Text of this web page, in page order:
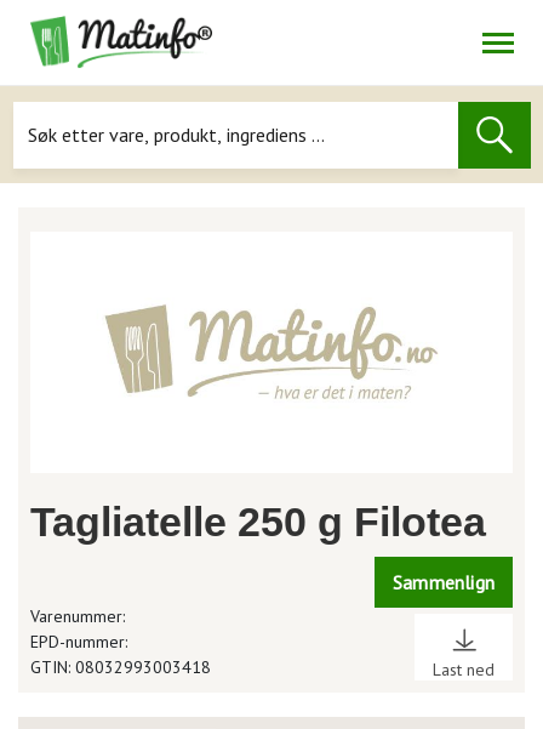
Navigasjon
Tagliatelle 250 g Filotea
Sammenlign
Last ned
Varenummer:
EPD-nummer:
GTIN: 08032993003418